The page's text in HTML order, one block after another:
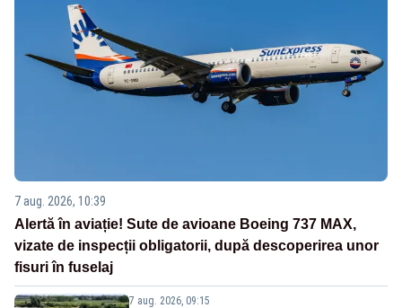
7 aug. 2026, 10:39
Alertă în aviație! Sute de avioane Boeing 737 MAX,
vizate de inspecții obligatorii, după descoperirea unor
fisuri în fuselaj
7 aug. 2026, 09:15